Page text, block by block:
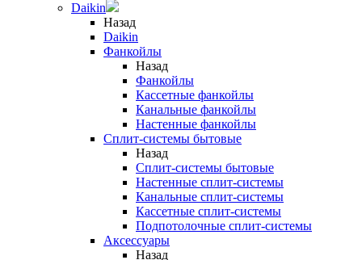
Daikin
Назад
Daikin
Фанкойлы
Назад
Фанкойлы
Кассетные фанкойлы
Канальные фанкойлы
Настенные фанкойлы
Сплит-системы бытовые
Назад
Сплит-системы бытовые
Настенные сплит-системы
Канальные сплит-системы
Кассетные сплит-системы
Подпотолочные сплит-системы
Аксессуары
Назад